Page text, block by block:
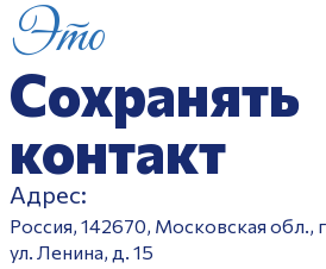
Это
Сохранять
контакт
Адрес:
Россия, 142670, Московская обл.,
ул. Ленина, д. 15